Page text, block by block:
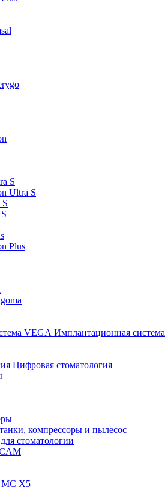
S
Ultra S
Plus
Имплантационная
Цифровая стоматология
компрессоры и пылесос
стоматологии
MC X5